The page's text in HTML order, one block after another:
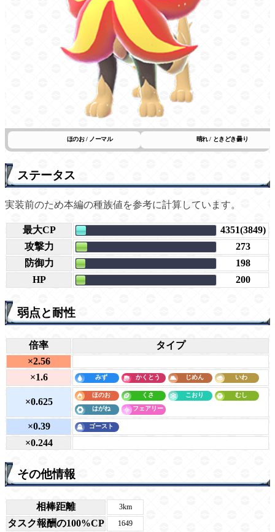
ほのお / ノーマル 晴れ / ときどき曇り
ステータス
実装前のため本編の種族値を参考に計算しています。
最大CP
4351(3849)
攻撃力
273
防御力
198
HP
200
弱点と耐性
倍率
タイプ
×2.56
×1.6
×0.625
×0.39
×0.244
その他情報
相棒距離 3km
タスク報酬の100%CP 1649